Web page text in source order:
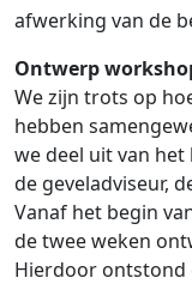
afwerking van de
Ontwerp
We zijn trots op
hebben
we deel uit van
de geveladviseur,
Vanaf het begin
de twee weken
Hierdoor ontstond